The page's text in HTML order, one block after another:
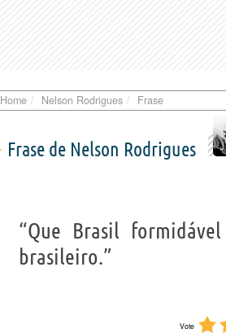
Home Nelson Rodrigues Frase
Frase de Nelson Rodrigues
“Que Brasil
brasileiro.”
Vote